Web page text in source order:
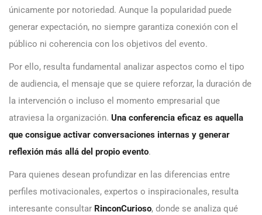
únicamente por notoriedad. Aunque la popularidad puede
generar expectación, no siempre garantiza conexión con el
público ni coherencia con los objetivos del evento.
Por ello, resulta fundamental analizar aspectos como el tipo
de audiencia, el mensaje que se quiere reforzar, la duración de
la intervención o incluso el momento empresarial que
atraviesa la organización. Una conferencia eficaz es aquella
que consigue activar conversaciones internas y generar
reflexión más allá del propio evento.
Para quienes desean profundizar en las diferencias entre
perfiles motivacionales, expertos o inspiracionales, resulta
interesante consultar RinconCurioso, donde se analiza qué